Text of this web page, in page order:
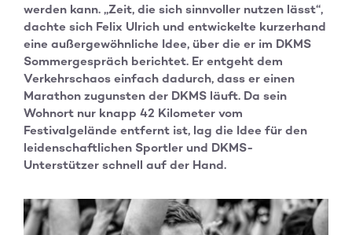
werden kann. „Zeit, die sich sinnvoller nutzen lässt“,
dachte sich Felix Ulrich und entwickelte kurzerhand
eine außergewöhnliche Idee, über die er im DKMS
Sommergespräch berichtet. Er entgeht dem
Verkehrschaos einfach dadurch, dass er einen
Marathon zugunsten der DKMS läuft. Da sein
Wohnort nur knapp 42 Kilometer vom
Festivalgelände entfernt ist, lag die Idee für den
leidenschaftlichen Sportler und DKMS-
Unterstützer schnell auf der Hand.